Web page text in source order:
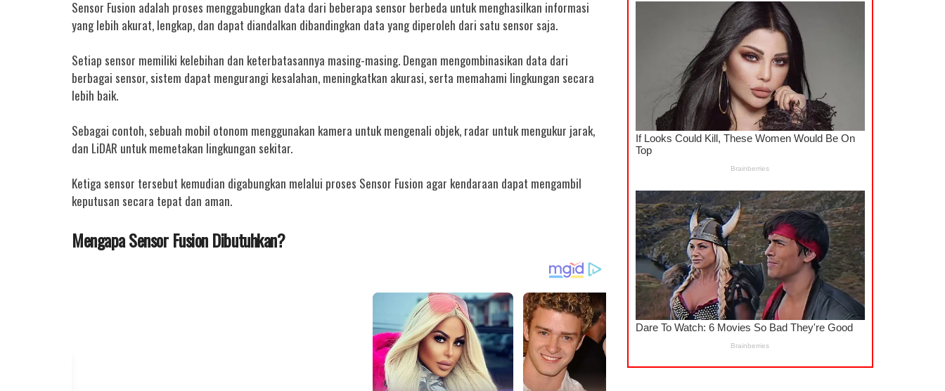
Sensor Fusion adalah proses menggabungkan data dari beberapa sensor berbeda untuk menghasilkan informasi
yang lebih akurat, lengkap, dan dapat diandalkan dibandingkan data yang diperoleh dari satu sensor saja.
Setiap sensor memiliki kelebihan dan keterbatasannya masing-masing. Dengan mengombinasikan data dari
berbagai sensor, sistem dapat mengurangi kesalahan, meningkatkan akurasi, serta memahami lingkungan secara
lebih baik.
Sebagai contoh, sebuah mobil otonom menggunakan kamera untuk mengenali objek, radar untuk mengukur jarak,
dan LiDAR untuk memetakan lingkungan sekitar.
Ketiga sensor tersebut kemudian digabungkan melalui proses Sensor Fusion agar kendaraan dapat mengambil
keputusan secara tepat dan aman.
Mengapa Sensor Fusion Dibutuhkan?